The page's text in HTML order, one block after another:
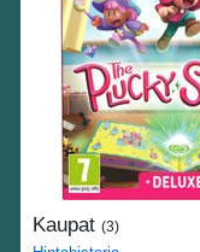
Kaupat (3)